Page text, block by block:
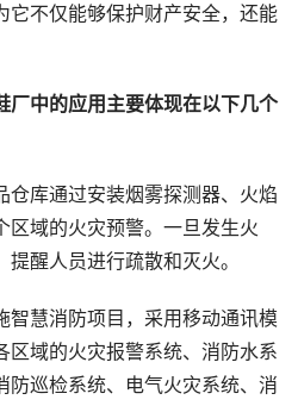
它不仅能够保护财产安全，还能
厂中的应用主要体现在以下几个
库通过安装烟雾探测器、火焰
区域的火灾预警。一旦发生火
醒人员进行疏散和灭火。
慧消防项目，采用移动通讯模
区域的火灾报警系统、消防水系
防巡检系统、电气火灾系统、消